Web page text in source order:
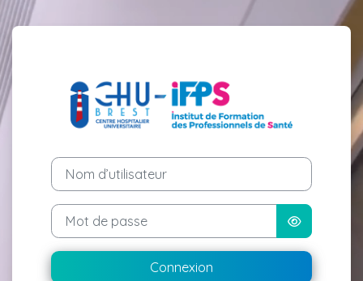
Passer au contenu principal
Connexion à e-
Nom d’utilisateur
Mot de passe
Connexion